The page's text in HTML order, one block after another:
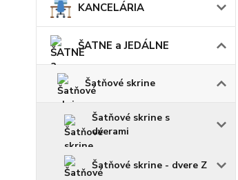
KANCELÁRIA
ŠATNE a JEDÁLNE
Šatňové skrine
Šatňové skrine s
dverami
Šatňové skrine - dvere Z